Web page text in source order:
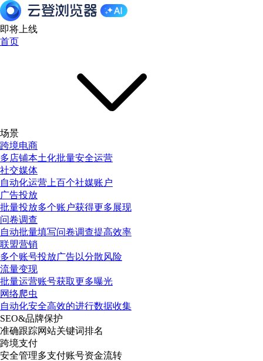
即将上线
首页
场景
跨境电商
多店铺本土化批量安全运营
社交媒体
自动化运营上百个社媒账户
广告投放
批量投放多个账户获得更多展现
问卷调查
自动批量填写问卷调查提高效率
联盟营销
多个账号投放广告以分散风险
流量变现
批量运营账号获取更多曝光
网络爬虫
自动化安全高效的进行数据收集
SEO&品牌保护
准确跟踪网站关键词排名
跨境支付
安全管理多支付账号资金流转